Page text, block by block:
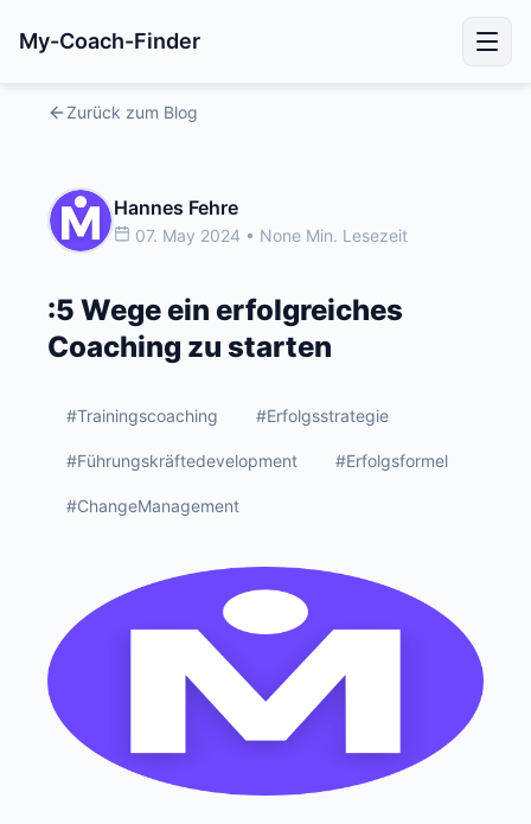
My-Coach-Finder
Zurück zum Blog
Hannes Fehre
07. May 2024 • None Min. Lesezeit
:5 Wege ein erfolgreiches
Coaching zu starten
#Trainingscoaching #Erfolgsstrategie
#Führungskräftedevelopment #Erfolgsformel
#ChangeManagement